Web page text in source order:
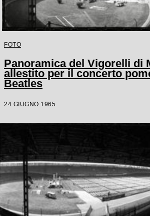
FOTO
Panoramica del Vigorelli di
allestito per il concerto
Beatles
24 GIUGNO 1965